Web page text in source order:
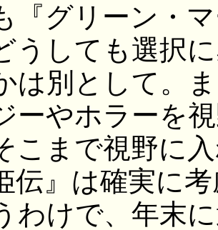
『グリーン・
うしても選択
は別として。
ーやホラーを
こまで視野に
伝』は確実に
わけで、年末